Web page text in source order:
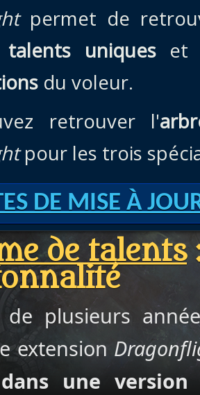
permet de
talents uniqueset
du voleur.
retrouver l'
pour les trois
DE MISE À
de talents
de plusieurs
extension
une version